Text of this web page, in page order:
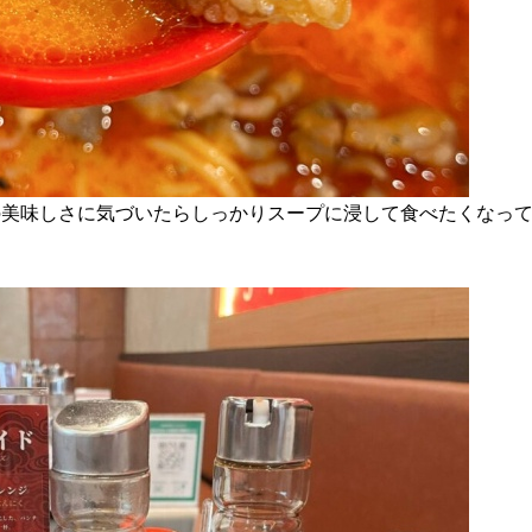
味しさに気づいたらしっかりスープに浸して食べたくなっ